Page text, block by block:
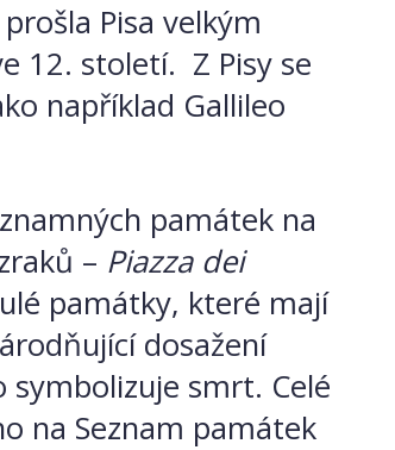
Pisa velkým
12. století. Z Pisy se
například Gallileo
památek na
– Piazza dei
památky, které mají
dosažení
smrt. Celé
na Seznam památek